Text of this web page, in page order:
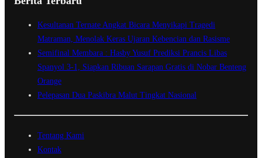
Kesultanan Ternate Angkat Bicara Menyikapi Tragedi
Matraman, Menolak Keras Ujaran Kebencian dan Rasisme
Semifinal Membara : Hasby Yusuf Prediksi Prancis Libas
Spanyol 3-1, Siapkan Ribuan Sarapan Gratis di Nobar Benteng
Orange
Pelepasan Dua Paskibra Malut Tingkat Nasional
Tentang Kami
Kontak